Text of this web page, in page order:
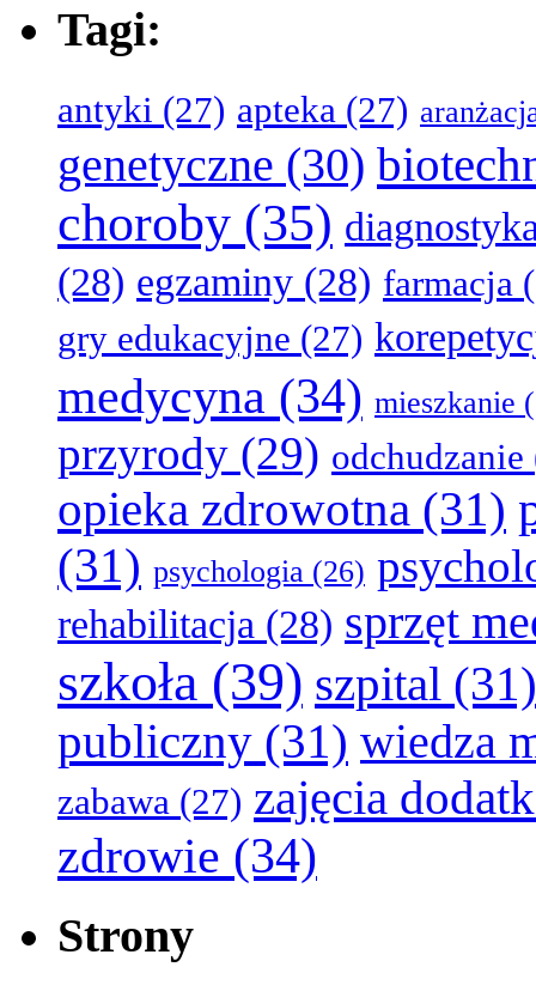
Tagi:
antyki (27) apteka (27)
genetyczne (30)
choroby (35)
(28) egzaminy (28) farmacja
gry edukacyjne (27)
medycyna (34) mieszkanie
przyrody (29) odchudzanie
opieka zdrowotna (31)
(31) psychologia (26)
rehabilitacja (28) sprzęt
szkoła (39) szpital (31)
publiczny (31) wiedza
zabawa (27) zajęcia
zdrowie (34)
Strony